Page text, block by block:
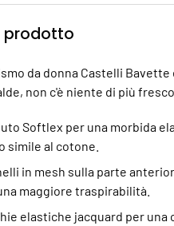
prodotto
da donna Castelli Bavette
non c'è niente di più fresco.
Softlex per una morbida
simile al cotone.
in mesh sulla parte
maggiore traspirabilità.
elastiche jacquard per una